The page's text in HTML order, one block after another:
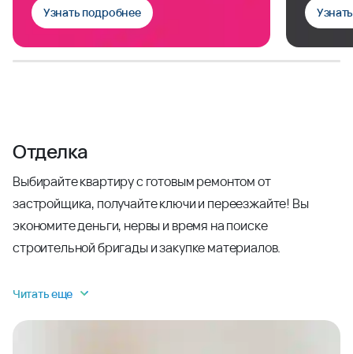
Узнать подробнее
Отделка
Выбирайте квартиру с готовым ремонтом от
застройщика, получайте ключи и переезжайте! Вы
экономите деньги, нервы и время на поиске
строительной бригады и закупке материалов.
Читать еще